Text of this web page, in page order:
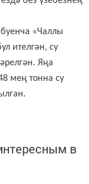
«Чаллы
ителгән, су
Яңа
мең тонна су
в